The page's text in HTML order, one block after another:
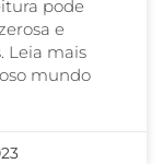
pode
e
Leia mais
mundo